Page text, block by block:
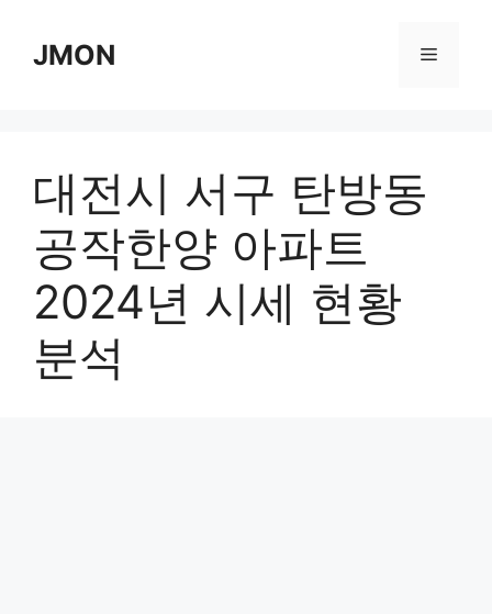
contentJMON Menu
대전시 서구 탄방동
공작한양 아파트
2024년 시세 현황
분석